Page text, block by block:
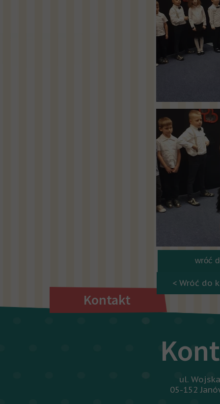
< Wróć do
Kontakt
ul.
05-152
wróć